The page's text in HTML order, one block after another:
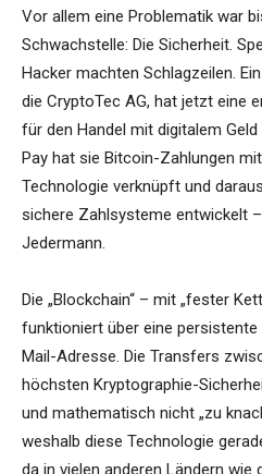
Vor allem eine Problematik war
Schwachstelle: Die Sicherheit.
Hacker machten Schlagzeilen.
die CryptoTec AG, hat jetzt eine
für den Handel mit digitalem
Pay hat sie Bitcoin-Zahlungen
Technologie verknüpft und
sichere Zahlsysteme entwickelt
Jedermann.
Die „Blockchain“ – mit „fester
funktioniert über eine persistente
Mail-Adresse. Die Transfers
höchsten Kryptographie-
und mathematisch nicht „zu
weshalb diese Technologie
da in vielen anderen Ländern wie